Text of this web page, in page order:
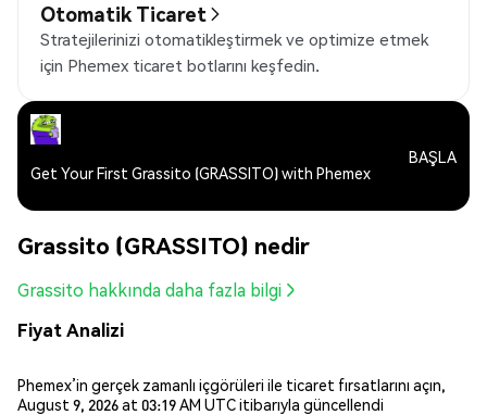
Otomatik Ticaret
Stratejilerinizi otomatikleştirmek ve optimize etmek
için Phemex ticaret botlarını keşfedin.
Get Your First Grassito (GRASSITO) with Phemex
BAŞLA
Grassito (GRASSITO) nedir
Grassito hakkında daha fazla bilgi
Fiyat Analizi
Phemex’in gerçek zamanlı içgörüleri ile ticaret fırsatlarını açın,
August 9, 2026 at 03:19 AM UTC itibarıyla güncellendi